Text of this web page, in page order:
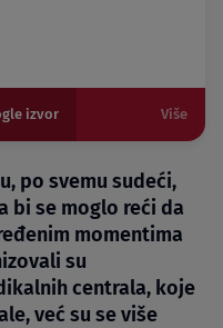
izvor Više
po svemu sudeći,
bi se moglo reći da
momentima
su
centrala, koje
već su se više